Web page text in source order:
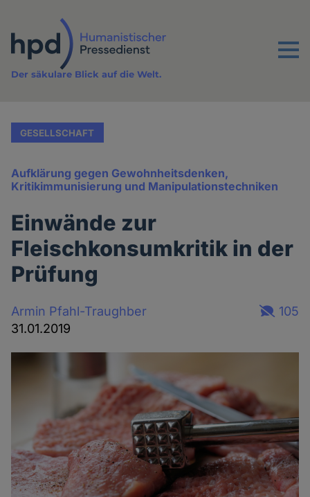
Inhalt
Menu
Der säkulare Blick auf die Welt.
GESELLSCHAFT
Aufklärung gegen Gewohnheitsdenken,
Kritikimmunisierung und Manipulationstechniken
Einwände zur
Fleischkonsumkritik in der
Prüfung
Armin Pfahl-Traughber
31.01.2019
105